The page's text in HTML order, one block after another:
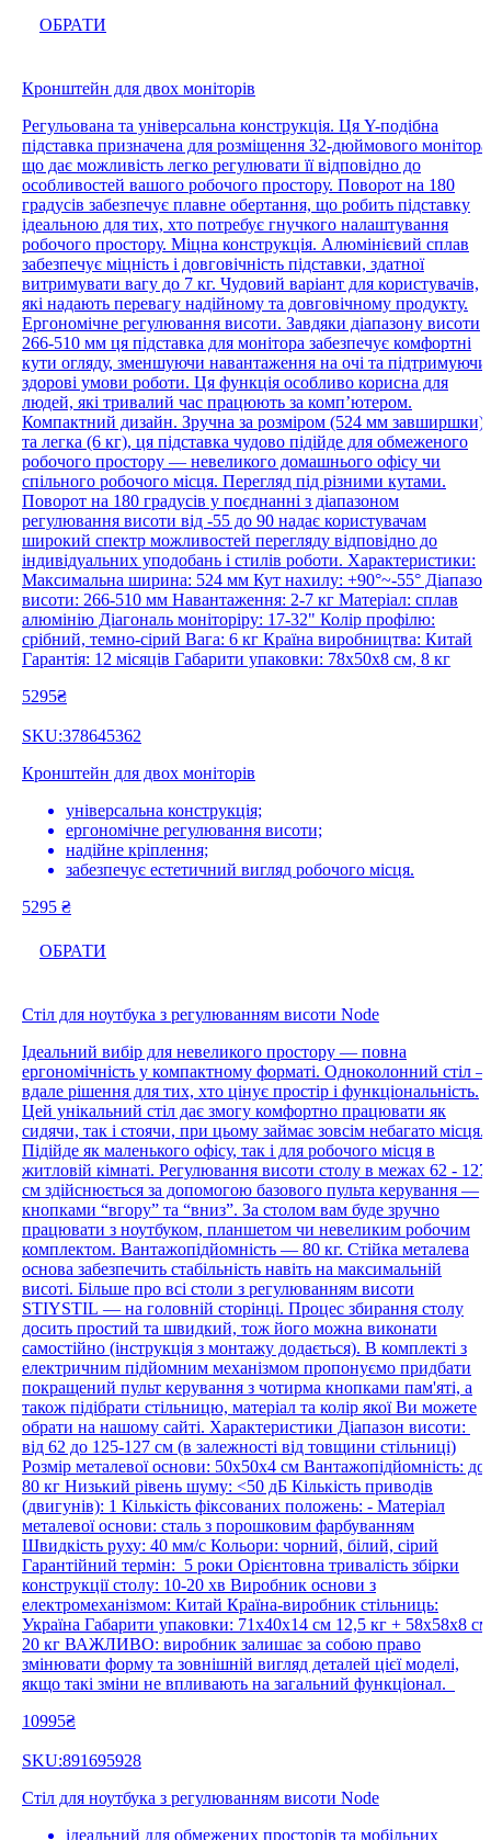
ОБРАТИ
Кронштейн для двох моніторів
Регульована та універсальна конструкція. Ця Y-подібна
підставка призначена для розміщення 32-дюймового
що дає можливість легко регулювати її відповідно до
особливостей вашого робочого простору. Поворот на 180
градусів забезпечує плавне обертання, що робить підставку
ідеальною для тих, хто потребує гнучкого налаштування
робочого простору. Міцна конструкція. Алюмінієвий сплав
забезпечує міцність і довговічність підставки, здатної
витримувати вагу до 7 кг. Чудовий варіант для користувачів,
які надають перевагу надійному та довговічному продукту.
Ергономічне регулювання висоти. Завдяки діапазону висоти
266-510 мм ця підставка для монітора забезпечує комфортні
кути огляду, зменшуючи навантаження на очі та підтримуючи
здорові умови роботи. Ця функція особливо корисна для
людей, які тривалий час працюють за комп’ютером.
Компактний дизайн. Зручна за розміром (524 мм завширшки)
та легка (6 кг), ця підставка чудово підійде для обмеженого
робочого простору — невеликого домашнього офісу чи
спільного робочого місця. Перегляд під різними кутами.
Поворот на 180 градусів у поєднанні з діапазоном
регулювання висоти від -55 до 90 надає користувачам
широкий спектр можливостей перегляду відповідно до
індивідуальних уподобань і стилів роботи. Характеристики:
Максимальна ширина: 524 мм Кут нахилу: +90°~-55° Діапазон
висоти: 266-510 мм Навантаження: 2-7 кг Матеріал: сплав
алюмінію Діагональ моніторіру: 17-32" Колір профілю:
срібний, темно-сірий Вага: 6 кг Країна виробництва: Китай
Гарантія: 12 місяців Габарити упаковки: 78х50х8 см, 8 кг
5295₴
SKU:378645362
Кронштейн для двох моніторів
універсальна конструкція;
ергономічне регулювання висоти;
надійне кріплення;
забезпечує естетичний вигляд робочого місця.
5295 ₴
ОБРАТИ
Стіл для ноутбука з регулюванням висоти Node
Ідеальний вибір для невеликого простору — повна
ергономічність у компактному форматі. Одноколонний стіл
вдале рішення для тих, хто цінує простір і функціональність.
Цей унікальний стіл дає змогу комфортно працювати як
сидячи, так і стоячи, при цьому займає зовсім небагато місця.
Підійде як маленького офісу, так і для робочого місця в
житловій кімнаті. Регулювання висоти столу в межах 62 - 127
см здійснюється за допомогою базового пульта керування —
кнопками “вгору” та “вниз”. За столом вам буде зручно
працювати з ноутбуком, планшетом чи невеликим робочим
комплектом. Вантажопідйомність — 80 кг. Стійка металева
основа забезпечить стабільність навіть на максимальній
висоті. Більше про всі столи з регулюванням висоти
STIYSTIL — на головній сторінці. Процес збирання столу
досить простий та швидкий, тож його можна виконати
самостійно (інструкція з монтажу додається). В комплекті з
електричним підйомним механізмом пропонуємо придбати
покращений пульт керування з чотирма кнопками пам'яті, а
також підібрати стільницю, матеріал та колір якої Ви можете
обрати на нашому сайті. Характеристики Діапазон висоти:
від 62 до 125-127 см (в залежності від товщини стільниці)
Розмір металевої основи: 50x50x4 см Вантажопідйомність: до
80 кг Низький рівень шуму: <50 дБ Кількість приводів
(двигунів): 1 Кількість фіксованих положень: - Матеріал
металевої основи: сталь з порошковим фарбуванням
Швидкість руху: 40 мм/с Кольори: чорний, білий, сірий
Гарантійний термін: 5 роки Орієнтовна тривалість збірки
конструкції столу: 10-20 хв Виробник основи з
електромеханізмом: Китай Країна-виробник стільниць:
Україна Габарити упаковки: 71х40х14 см 12,5 кг + 58х58х8 см
20 кг ВАЖЛИВО: виробник залишає за собою право
змінювати форму та зовнішній вигляд деталей цієї моделі,
якщо такі зміни не впливають на загальний функціонал.
10995₴
SKU:891695928
Стіл для ноутбука з регулюванням висоти Node
ідеальний для обмежених просторів та мобільних